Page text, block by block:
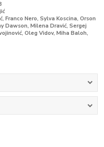
Franco Nero, Sylva Koscina, Orson
Dawson, Milena Dravić, Sergej
Oleg Vidov, Miha Baloh,